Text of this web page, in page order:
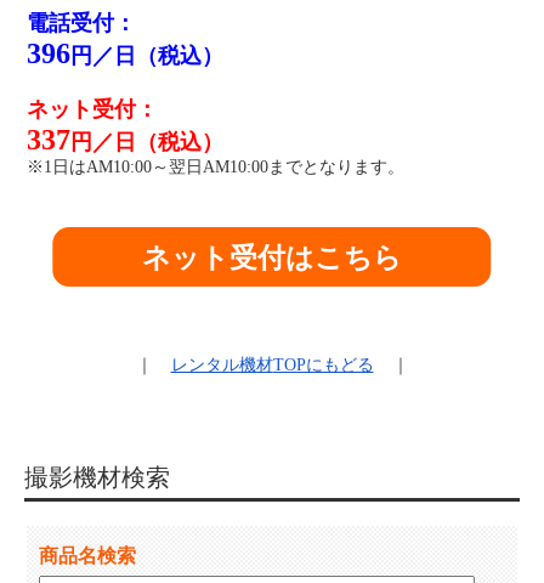
電話受付：
396 円／日（税込）
ネット受付：
337 円／日（税込）
※1日はAM10:00～翌日AM10:00までとなります。
ネット受付はこちら
レンタル機材TOPにもどる
撮影機材検索
商品名検索